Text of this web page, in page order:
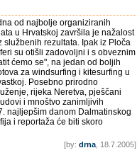
od najbolje organiziranih
u Hrvatskoj završila je nažalost
službenih rezultata. Ipak iz Ploča
su otišli zadovoljni i s obveznim
ćemo se", na jedan od boljih
za windsurfing i kitesurfing u
Posebno prirodno
rijeka Neretva, pješčani
i mnoštvo zanimljivih
najljepšim danom Dalmatinskog
i reportaža će biti skoro
[by: drna, 18.7.2005]